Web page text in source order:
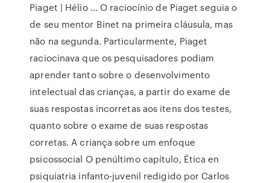
Piaget | Hélio ... O raciocínio de Piaget seguia o
de seu mentor Binet na primeira cláusula, mas
não na segunda. Particularmente, Piaget
raciocinava que os pesquisadores podiam
aprender tanto sobre o desenvolvimento
intelectual das crianças, a partir do exame de
suas respostas incorretas aos itens dos testes,
quanto sobre o exame de suas respostas
corretas. A criança sobre um enfoque
psicossocial O penúltimo capítulo, Ética en
psiquiatria infanto-juvenil redigido por Carlos